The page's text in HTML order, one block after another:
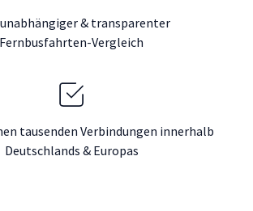
& transparenter
Fernbusfahrten-Vergleich
tausenden Verbindungen innerhalb
Deutschlands & Europas